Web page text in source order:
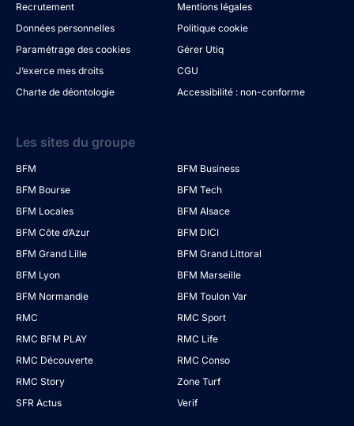
Recrutement
Mentions légales
Données personnelles
Politique cookie
Paramétrage des cookies
Gérer Utiq
J’exerce mes droits
CGU
Charte de déontologie
Accessibilité : non-conforme
Les sites du groupe
BFM
BFM Business
BFM Bourse
BFM Tech
BFM Locales
BFM Alsace
BFM Côte d’Azur
BFM DICI
BFM Grand Lille
BFM Grand Littoral
BFM Lyon
BFM Marseille
BFM Normandie
BFM Toulon Var
RMC
RMC Sport
RMC BFM PLAY
RMC Life
RMC Découverte
RMC Conso
RMC Story
Zone Turf
SFR Actus
Verif